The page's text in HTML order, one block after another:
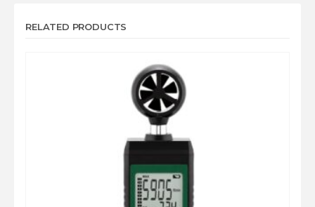
RELATED PRODUCTS